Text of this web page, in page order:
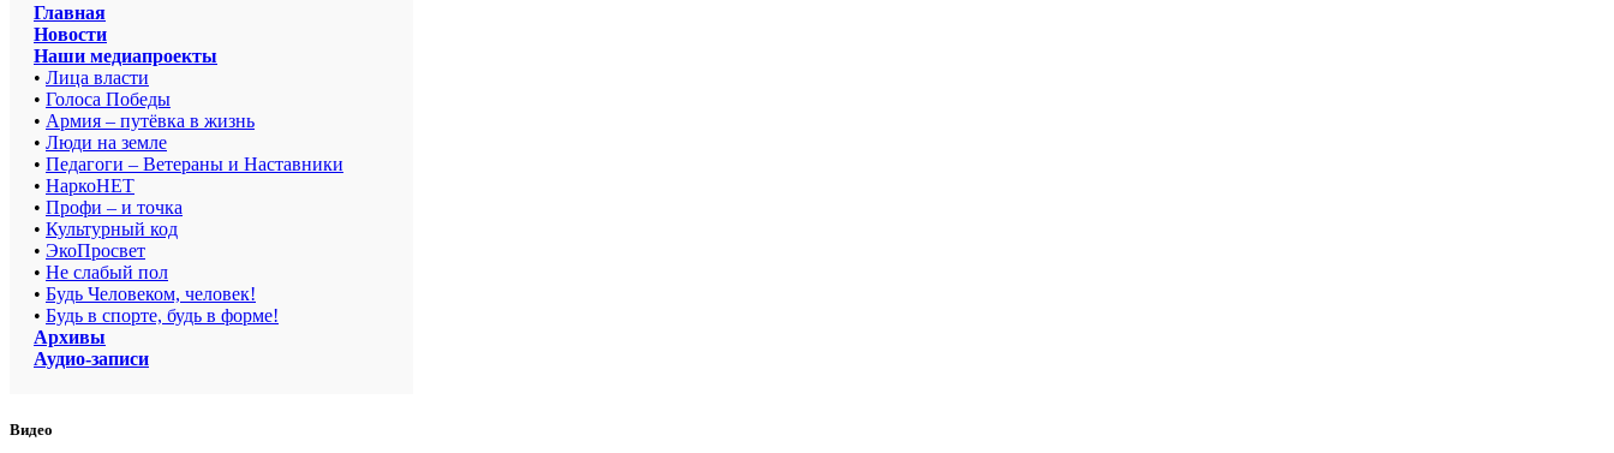
Главная
Новости
Наши медиапроекты
• Лица власти
• Голоса Победы
• Армия – путёвка в жизнь
• Люди на земле
• Педагоги – Ветераны и Наставники
• НаркоНЕТ
• Профи – и точка
• Культурный код
• ЭкоПросвет
• Не слабый пол
• Будь Человеком, человек!
• Будь в спорте, будь в форме!
Архивы
Аудио-записи
Видео